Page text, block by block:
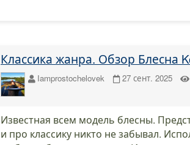
Классика жанра. Обзор Блесна
Iamprostochelovek 27 сент. 2025
Известная всем модель блесны.
и про классику никто не забывал.